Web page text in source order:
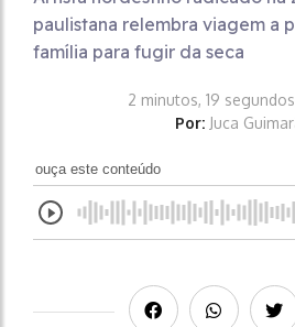
paulistana relembra viagem a
família para fugir da seca
2 minutos, 19
Por: Juca
ouça este conteúdo